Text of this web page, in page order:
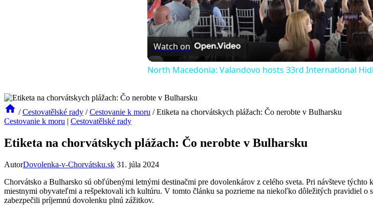
Video
Watch on
North Macedonia: Valandovo hosts 33rd International
/ Cestovatělské rady / Cestovanie k moru / Etiketa na chorvátskych plážach: Čo nerobte v Bulharsku
Cestovanie k moru | Cestovatělské rady
Etiketa na chorvátskych plážach: Čo nerobte v Bulharsku
AutorDovolenka-v-Chorvátsku.sk 31. júla 2024
Chorvátsko a Bulharsko sú obľúbenými letnými destinačmi pre dovolenkárov z celého sveta. Pri návšteve
miestnymi obyvateľmi a rešpektovali ich kultúru. V tomto článku sa pozrieme na niekoľko dôležitých pravidiel o
zabezpečili príjemnú dovolenku plnú zážitkov.